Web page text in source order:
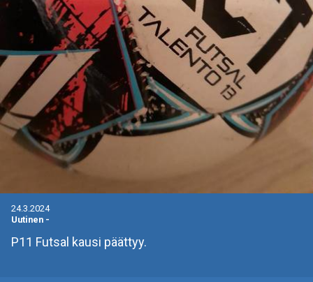
24.3.2024
Uutinen -
P11 Futsal kausi päättyy.